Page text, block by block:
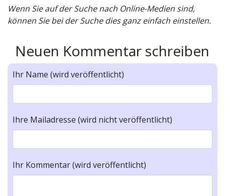
Wenn Sie auf der Suche nach Online-Medien sind,
können Sie bei der Suche dies ganz einfach einstellen.
Neuen Kommentar schreiben
Ihr Name (wird veröffentlicht)
Ihre Mailadresse (wird nicht veröffentlicht)
Ihr Kommentar (wird veröffentlicht)